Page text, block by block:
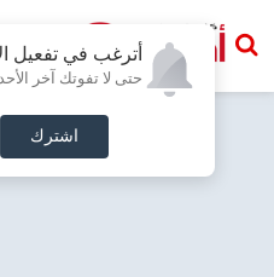
أترغب في تفعيل
حتى لا تفوتك آخر
اشترك